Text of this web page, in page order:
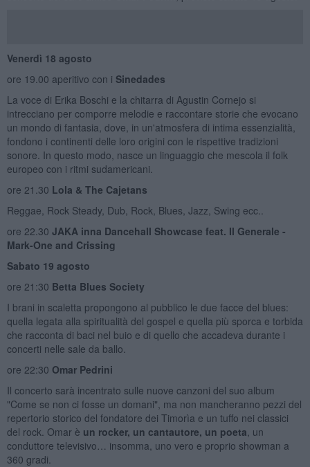
Venerdì 18 agosto
ore 19.00 aperitivo con i Sinedades
La voce di Erika Boschi e la chitarra di Agustin Cornejo si
intrecciano per comporre melodie e raccontare storie che evocano
un mondo di fantasia, dove, in un'atmosfera di intima essenzialità,
fondono i continenti delle loro origini con le rispettive tradizioni
sonore. In questo modo, nasce un linguaggio che mescola il folk
europeo con i ritmi sudamericani.
ore 21.30 Lola & The Cajetans
Reggae, Rock Steady, Dub, Rock, Blues, Jazz, Swing ecc..
ore 22.30 JAKA inna Dancehall Showcase feat. Il Generale -
Mark-One and Crissing
Sabato 19 agosto
ore 21:30 Betta Blues Society
I brani in scaletta propongono al pubblico le due facce del blues:
quella legata alla spiritualità del gospel e quella più sporca e torbida
che racconta di baci nel buio e di quello che accadeva durante i
concerti nelle sale da ballo.
ore 22:30 Omar Pedrini
Il concerto sarà incentrato sulle nuove canzoni del suo album
"Come se non ci fosse un domani", ma non mancheranno pezzi del
repertorio storico del fondatore dei Timorìa e un tuffo nei classici
del rock. Omar è un rocker, un cantautore, un poeta , un
conduttore televisivo… insomma, uno vero e proprio showman a
360 gradi.